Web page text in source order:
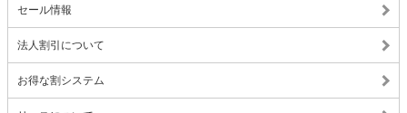
セール情報
法人割引について
お得な割システム